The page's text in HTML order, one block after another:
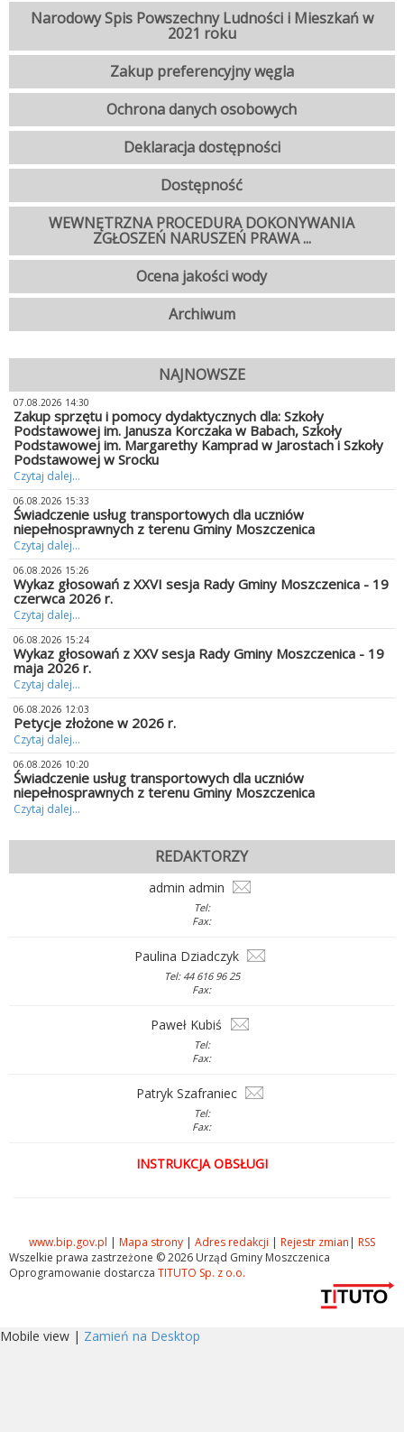
Narodowy Spis Powszechny Ludności i Mieszkań w
2021 roku
Zakup preferencyjny węgla
Ochrona danych osobowych
Deklaracja dostępności
Dostępność
WEWNĘTRZNA PROCEDURA DOKONYWANIA
ZGŁOSZEŃ NARUSZEŃ PRAWA ...
Ocena jakości wody
Archiwum
NAJNOWSZE
07.08.2026 14:30
Zakup sprzętu i pomocy dydaktycznych dla: Szkoły
Podstawowej im. Janusza Korczaka w Babach, Szkoły
Podstawowej im. Margarethy Kamprad w Jarostach i Szkoły
Podstawowej w Srocku
Czytaj dalej...
06.08.2026 15:33
Świadczenie usług transportowych dla uczniów
niepełnosprawnych z terenu Gminy Moszczenica
Czytaj dalej...
06.08.2026 15:26
Wykaz głosowań z XXVI sesja Rady Gminy Moszczenica - 19
czerwca 2026 r.
Czytaj dalej...
06.08.2026 15:24
Wykaz głosowań z XXV sesja Rady Gminy Moszczenica - 19
maja 2026 r.
Czytaj dalej...
06.08.2026 12:03
Petycje złożone w 2026 r.
Czytaj dalej...
06.08.2026 10:20
Świadczenie usług transportowych dla uczniów
niepełnosprawnych z terenu Gminy Moszczenica
Czytaj dalej...
REDAKTORZY
admin admin
Tel:
Fax:
Paulina Dziadczyk
Tel: 44 616 96 25
Fax:
Paweł Kubiś
Tel:
Fax:
Patryk Szafraniec
Tel:
Fax:
INSTRUKCJA OBSŁUGI
www.bip.gov.pl | Mapa strony | Adres redakcji | Rejestr zmian | RSS
Wszelkie prawa zastrzeżone © 2026 Urząd Gminy Moszczenica
Oprogramowanie dostarcza TITUTO Sp. z o.o.
Mobile view | Zamień na Desktop